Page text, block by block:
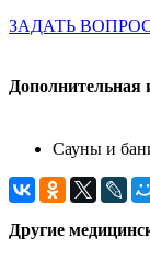
ЗАДАТЬ
Сауны и
Другие